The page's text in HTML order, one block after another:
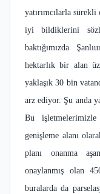
yatırımcılarla
iyi bildiklerini
baktığımızda
hektarlık bir alan
yaklaşık 30 bin
arz ediyor. Şu anda
Bu
genişleme alanı
planı onanma
onaylanmış olan
buralarda da